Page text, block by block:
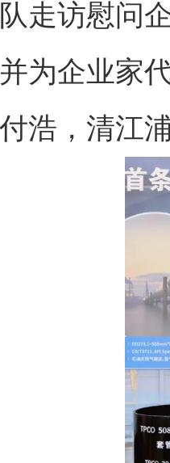
走访慰问
为企业家
浩，清江